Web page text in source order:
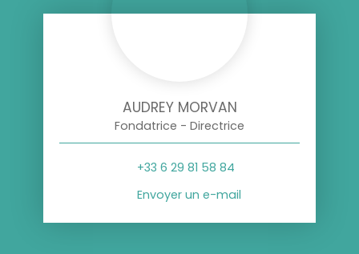
AUDREY MORVAN
Fondatrice - Directrice
+33 6 29 81 58 84
Envoyer un e-mail